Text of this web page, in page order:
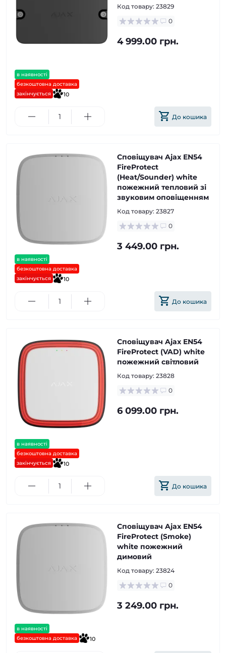
в наявності
безкоштовна доставка
закінчується
10
Код товару: 23829
0
4 999.00 грн.
До кошика
в наявності
безкоштовна доставка
закінчується
10
Сповіщувач Ajax EN54
FireProtect
(Heat/Sounder) white
пожежний тепловий зі
звуковим оповіщенням
Код товару: 23827
0
3 449.00 грн.
До кошика
в наявності
безкоштовна доставка
закінчується
10
Cповіщувач Ajax EN54
FireProtect (VAD) white
пожежний світловий
Код товару: 23828
0
6 099.00 грн.
До кошика
в наявності
безкоштовна доставка
10
Сповіщувач Ajax EN54
FireProtect (Smoke)
white пожежний
димовий
Код товару: 23824
0
3 249.00 грн.